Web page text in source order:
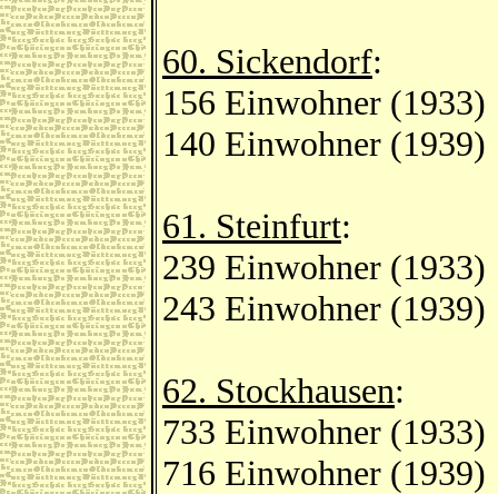
60. Sickendorf:
156 Einwohner (1933)
140 Einwohner (1939)
61. Steinfurt:
239 Einwohner (1933)
243 Einwohner (1939)
62. Stockhausen:
733 Einwohner (1933)
716 Einwohner (1939)